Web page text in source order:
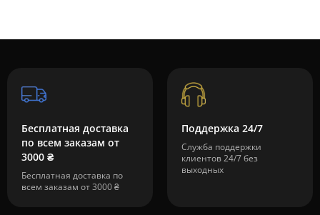
Бесплатная доставка
по всем заказам от
3000 ₴
Бесплатная доставка по
всем заказам от 3000 ₴
Поддержка 24/7
Служба поддержки
клиентов 24/7 без
выходных